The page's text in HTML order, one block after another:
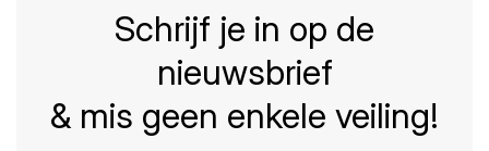
Schrijf je in op de
nieuwsbrief
& mis geen enkele veiling!